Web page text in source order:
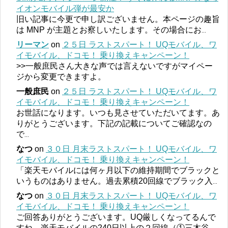
イオンモバイル弾が最安か
旧い記事に今更で申し訳ございません。本ページの趣旨
は MNP が主題とお察しいたします。その場合にお
リーマン on ２５日 ラストスパート！ UQモバイル、ワ
イモバイル、ドコモ！ 乗り換えキャンペーン！
>>一般庶民さん大きな声では言えないですがマイペー
ジから変更できますよ。
一般庶民 on ２５日 ラストスパート！ UQモバイル、ワ
イモバイル、ドコモ！ 乗り換えキャンペーン！
お世話になります。いつも見させていただいてます。あ
りがとうございます。下記の記載についてご確認なの
で...
なつ on ３０日 月末ラストスパート！ UQモバイル、ワ
イモバイル、ドコモ！ 乗り換えキャンペーン！
「楽天モバイルには何ヶ月以下の維持期間でブラックと
いうものはありません。過去累積20回線でブラック入
なつ on ３０日 月末ラストスパート！ UQモバイル、ワ
イモバイル、ドコモ！ 乗り換えキャンペーン！
ご回答ありがとうございます。UQ厳しくなってるんで